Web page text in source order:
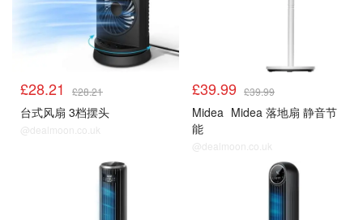
£28.21 £28.21
台式风扇 3档摆头
@dealmoon.co.uk
£39.99 £39.99
Midea Midea 落地扇 静音节
能
@dealmoon.co.uk